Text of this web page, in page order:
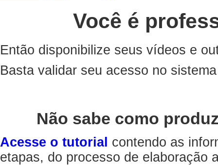
Você é
Então disponibilize seus vídeos e
Basta validar seu acesso no
Não sabe como
Acesse o tutorial contendo as
etapas, do processo de elaboração